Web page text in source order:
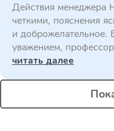
Действия менеджера
четкими, пояснения
и доброжелательное.
уважением,
читать далее